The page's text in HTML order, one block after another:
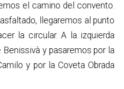
el camino del convento.
llegaremos al punto
la circular. A la izquierda
y pasaremos por la
y por la Coveta Obrada